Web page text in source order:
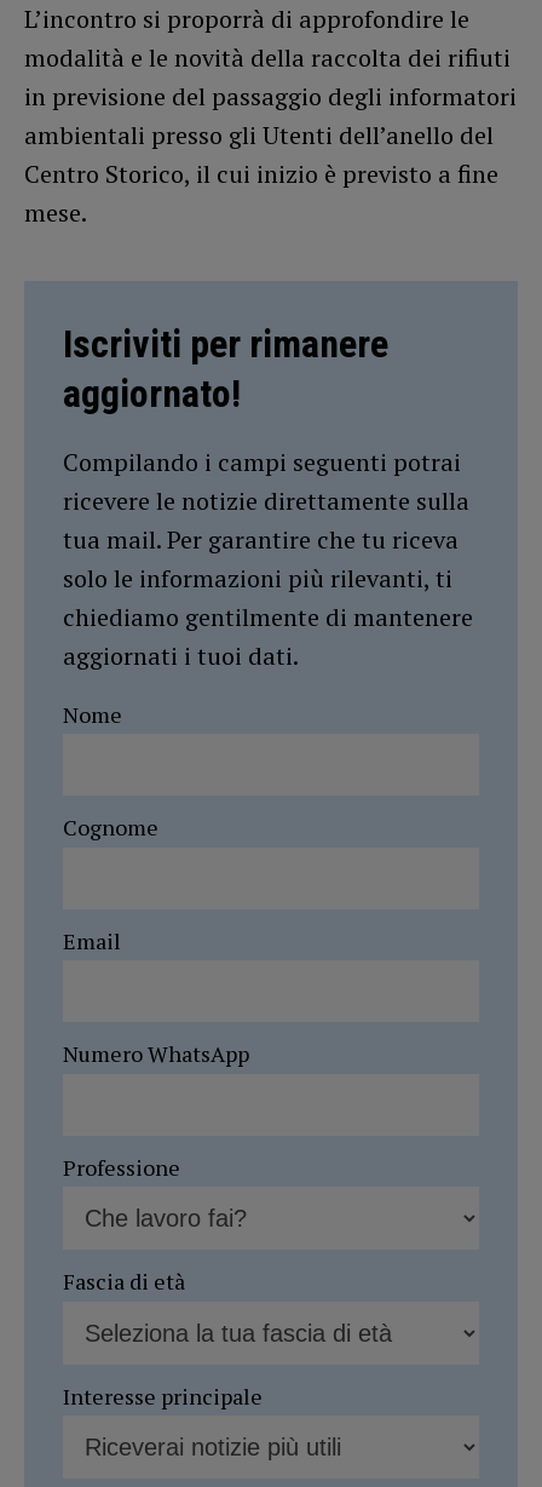
L’incontro si proporrà di approfondire le
modalità e le novità della raccolta dei rifiuti
in previsione del passaggio degli informatori
ambientali presso gli Utenti dell’anello del
Centro Storico, il cui inizio è previsto a fine
mese.
Iscriviti per rimanere
aggiornato!
Compilando i campi seguenti potrai
ricevere le notizie direttamente sulla
tua mail. Per garantire che tu riceva
solo le informazioni più rilevanti, ti
chiediamo gentilmente di mantenere
aggiornati i tuoi dati.
Nome
Cognome
Email
Numero WhatsApp
Professione
Fascia di età
Interesse principale